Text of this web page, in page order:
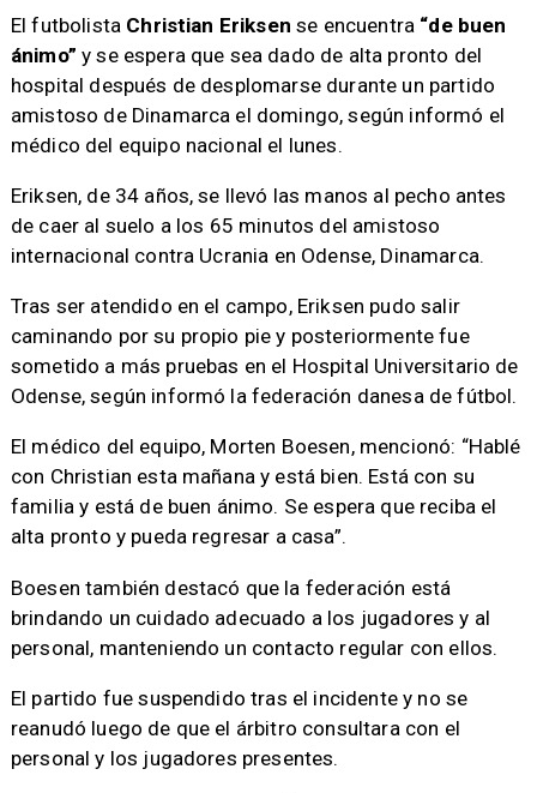
El futbolista Christian Eriksen se encuentra “de buen
ánimo” y se espera que sea dado de alta pronto del
hospital después de desplomarse durante un partido
amistoso de Dinamarca el domingo, según informó el
médico del equipo nacional el lunes.
Eriksen, de 34 años, se llevó las manos al pecho antes
de caer al suelo a los 65 minutos del amistoso
internacional contra Ucrania en Odense, Dinamarca.
Tras ser atendido en el campo, Eriksen pudo salir
caminando por su propio pie y posteriormente fue
sometido a más pruebas en el Hospital Universitario de
Odense, según informó la federación danesa de fútbol.
El médico del equipo, Morten Boesen, mencionó: “Hablé
con Christian esta mañana y está bien. Está con su
familia y está de buen ánimo. Se espera que reciba el
alta pronto y pueda regresar a casa”.
Boesen también destacó que la federación está
brindando un cuidado adecuado a los jugadores y al
personal, manteniendo un contacto regular con ellos.
El partido fue suspendido tras el incidente y no se
reanudó luego de que el árbitro consultara con el
personal y los jugadores presentes.